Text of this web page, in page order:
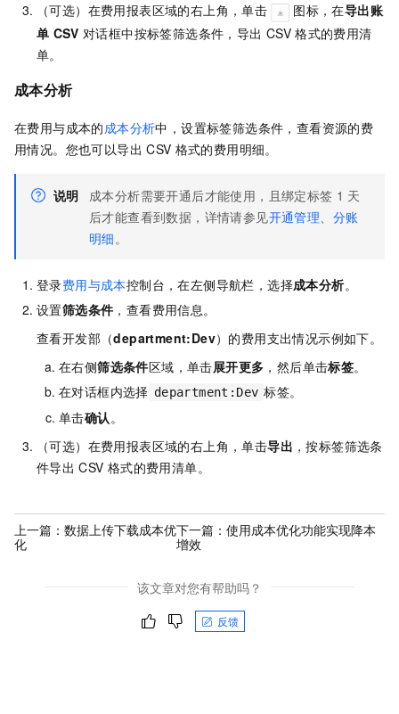
（可选）在费用报表区域的右上角，单击
图标，在导出账
单 CSV 对话框中按标签筛选条件，导出 CSV 格式的费用清
单。
成本分析
在费用与成本的成本分析中，设置标签筛选条件，查看资源的费
用情况。您也可以导出 CSV 格式的费用明细。
说明 成本分析需要开通后才能使用，且绑定标签 1 天
后才能查看到数据，详情请参见开通管理
分账
明细 。
登录费用与成本控制台，在左侧导航栏，选择成本分析。
设置筛选条件 ，查看费用信息。
查看开发部（department:Dev）的费用支出情况示例如下。
在右侧筛选条件区域，单击展开更多 ，然后单击标签。
在对话框内选择 department:Dev 标签。
单击确认 。
（可选）在费用报表区域的右上角，单击导出 ，按标签筛选条
件导出 CSV 格式的费用清单。
上一篇： 数据上传下载成本优
化
下一篇： 使用成本优化功能实现降本
增效
该文章对您有帮助吗？
反馈